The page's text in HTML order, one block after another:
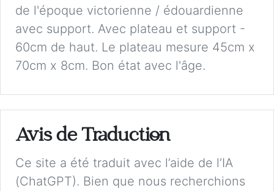
de l'époque victorienne / édouardienne
avec support. Avec plateau et support -
60cm de haut. Le plateau mesure 45cm x
70cm x 8cm. Bon état avec l'âge.
Avis de Traduction
Ce site a été traduit avec l’aide de l’IA
(ChatGPT). Bien que nous recherchions